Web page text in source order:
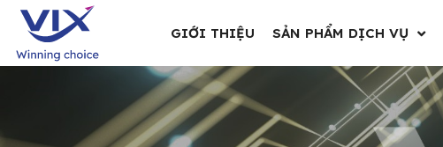
GIỚI THIỆU SẢN PHẨM DỊCH VỤ